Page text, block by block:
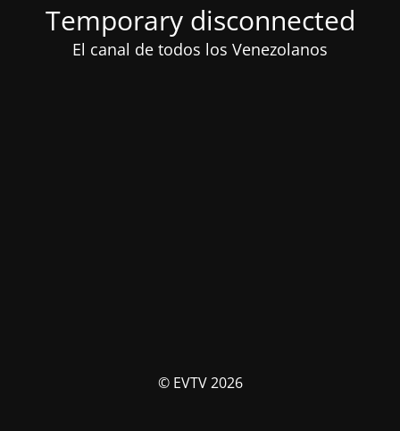
Temporary disconnected
El canal de todos los Venezolanos
© EVTV 2026